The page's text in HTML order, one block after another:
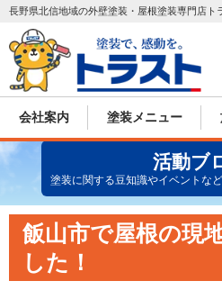
長野県北信地域の外壁塗装・屋根塗装専門店ト
会社案内 塗装メニュー
活動ブ
塗装に関する豆知識やイベントな
飯山市で屋根の現
した！